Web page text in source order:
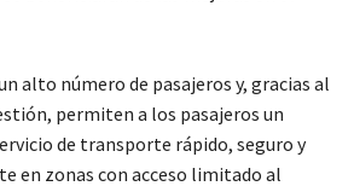
alto número de pasajeros y, gracias al
permiten a los pasajeros un
de transporte rápido, seguro y
en zonas con acceso limitado al